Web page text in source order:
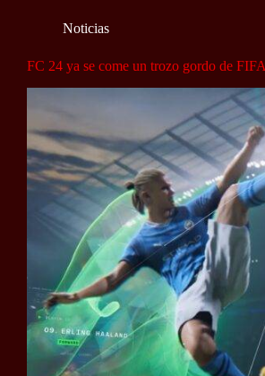
Noticias
FC 24 ya se come un trozo gordo de FIFA